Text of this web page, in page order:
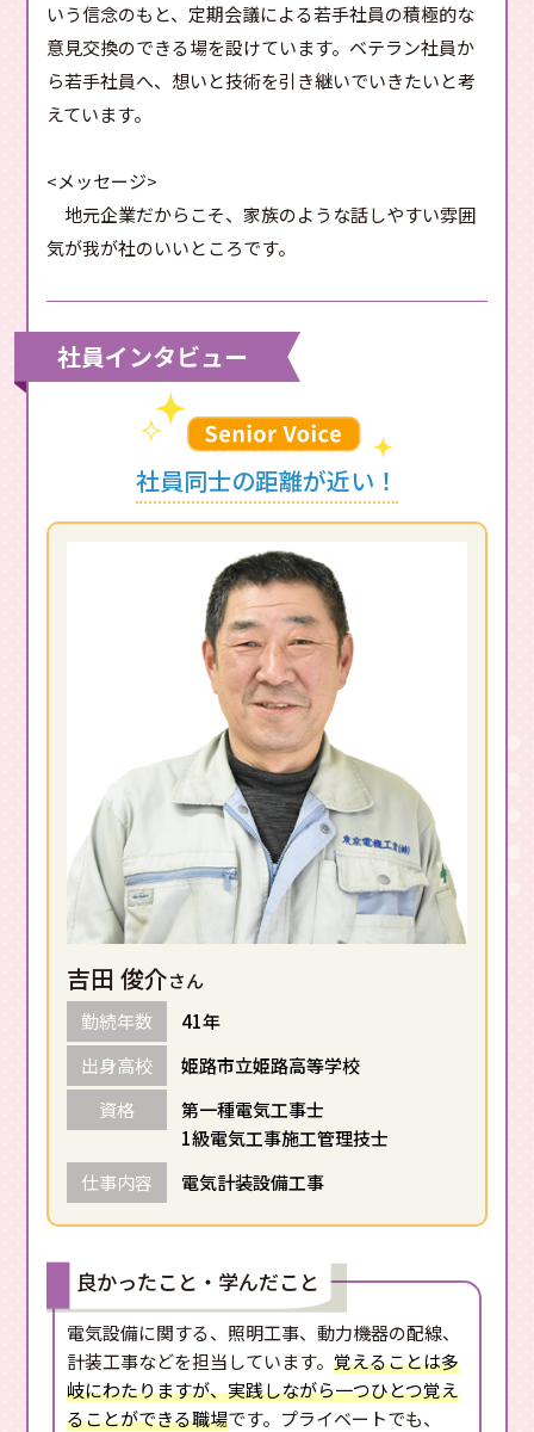
いう信念のもと、定期会議による若手社員の積極的な
意見交換のできる場を設けています。ベテラン社員か
ら若手社員へ、想いと技術を引き継いでいきたいと考
えています。
<メッセージ>
地元企業だからこそ、家族のような話しやすい雰囲
気が我が社のいいところです。
社員インタビュー
社員同士の距離が近い！
吉田 俊介さん
勤続年数
41年
出身高校
姫路市立姫路高等学校
資格
第一種電気工事士
1級電気工事施工管理技士
仕事内容
電気計装設備工事
良かったこと・学んだこと
電気設備に関する、照明工事、動力機器の配線、
計装工事などを担当しています。覚えることは多
岐にわたりますが、実践しながら一つひとつ覚え
ることができる職場です。プライベートでも、